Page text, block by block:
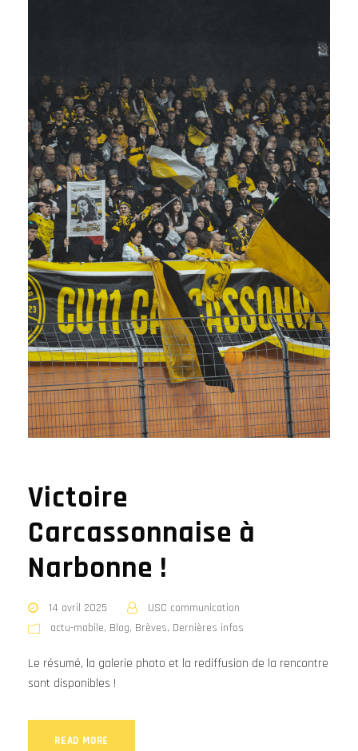
Victoire
Carcassonnaise à
Narbonne !
14 avril 2025
USC communication
actu-mobile, Blog, Brèves, Dernières infos
Le résumé, la galerie photo et la rediffusion de la rencontre
sont disponibles !
READ MORE